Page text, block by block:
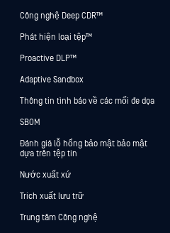
Công nghệ Deep CDR™
Phát hiện loại tệp™
Proactive DLP™
Adaptive Sandbox
Thông tin tình báo về các mối đe dọa
SBOM
Đánh giá lỗ hổng bảo mật bảo mật
dựa trên tệp tin
Nước xuất xứ
Trích xuất lưu trữ
Trung tâm Công nghệ